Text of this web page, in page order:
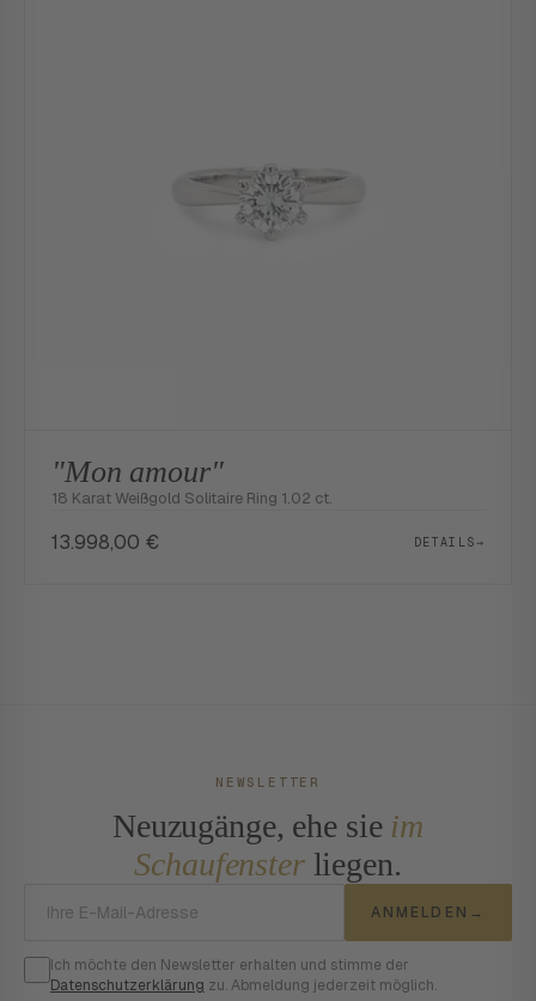
"Mon amour"
18 Karat Weißgold Solitaire Ring 1.02 ct.
13.998,00 € DETAILS→
NEWSLETTER
Neuzugänge, ehe sie im
Schaufensterliegen.
ANMELDEN →
Ich möchte den Newsletter erhalten und stimme der
Datenschutzerklärung zu. Abmeldung jederzeit möglich.